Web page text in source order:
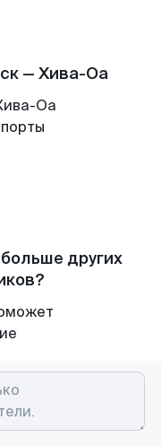
— Хива-Оа
Оа
других